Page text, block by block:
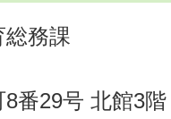
総務課
番29号 北館3階